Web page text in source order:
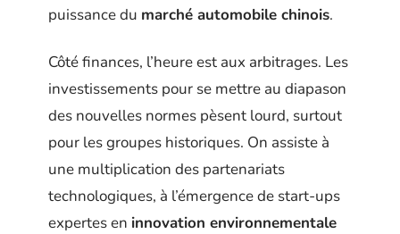
puissance du marché automobile chinois.
Côté finances, l’heure est aux arbitrages. Les
investissements pour se mettre au diapason
des nouvelles normes pèsent lourd, surtout
pour les groupes historiques. On assiste à
une multiplication des partenariats
technologiques, à l’émergence de start-ups
expertes en innovation environnementale